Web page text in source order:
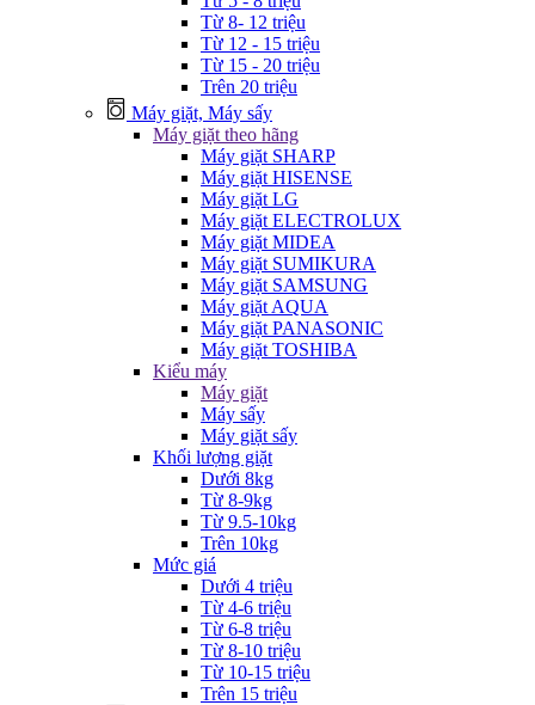
Từ 8- 12 triệu
Từ 12 - 15 triệu
Từ 15 - 20 triệu
Trên 20 triệu
Máy giặt, Máy sấy
Máy giặt theo hãng
Máy giặt SHARP
Máy giặt HISENSE
Máy giặt LG
Máy giặt ELECTROLUX
Máy giặt MIDEA
Máy giặt SUMIKURA
Máy giặt SAMSUNG
Máy giặt AQUA
Máy giặt PANASONIC
Máy giặt TOSHIBA
Kiểu máy
Máy giặt
Máy sấy
Máy giặt sấy
Khối lượng giặt
Dưới 8kg
Từ 8-9kg
Từ 9.5-10kg
Trên 10kg
Mức giá
Dưới 4 triệu
Từ 4-6 triệu
Từ 6-8 triệu
Từ 8-10 triệu
Từ 10-15 triệu
Trên 15 triệu